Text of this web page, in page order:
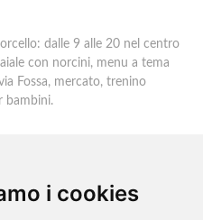
i cookies
dalle 9 alle 20 nel centro
con norcini, menu a tema
Fossa, mercato, trenino
bambini.
d'eccellenza e vacanze
tradizione contadina e
autentica. Törggelen nelle